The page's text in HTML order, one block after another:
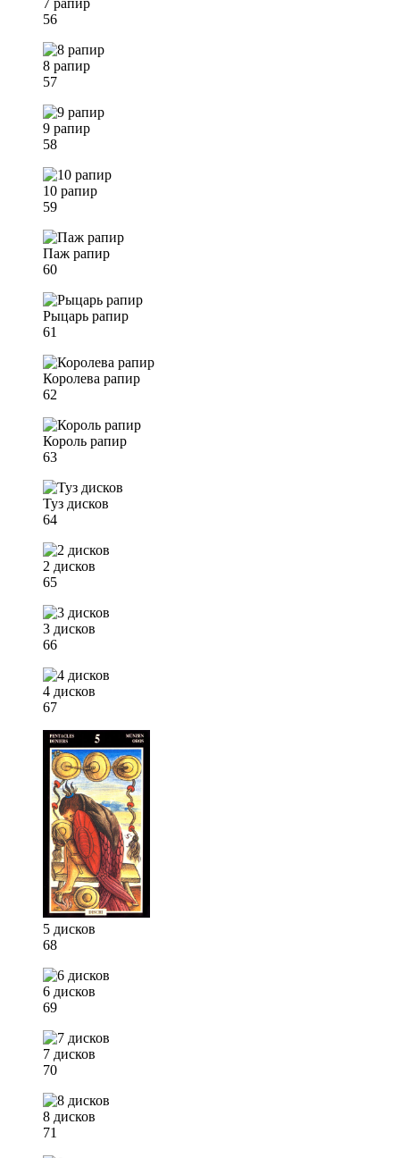
56
8 рапир
57
9 рапир
58
10 рапир
59
Паж рапир
60
Рыцарь рапир
61
Королева рапир
62
Король рапир
63
Туз дисков
64
2 дисков
65
3 дисков
66
4 дисков
67
5 дисков
68
6 дисков
69
7 дисков
70
8 дисков
71